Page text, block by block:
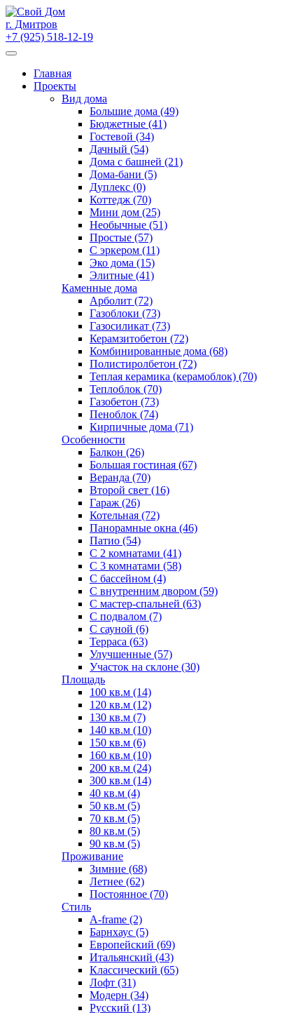
Skip
to
content
г. Дмитров
+7 (925) 518-12-19
Главная
Проекты
Вид дома
Большие дома (49)
Бюджетные (41)
Гостевой (34)
Дачный (54)
Дома с башней (21)
Дома-бани (5)
Дуплекс (0)
Коттедж (70)
Мини дом (25)
Необычные (51)
Простые (57)
С эркером (11)
Эко дома (15)
Элитные (41)
Каменные дома
Арболит (72)
Газоблоки (73)
Газосиликат (73)
Керамзитобетон (72)
Комбинированные дома (68)
Полистиролбетон (72)
Теплая керамика (керамоблок) (70)
Теплоблок (70)
Газобетон (73)
Пеноблок (74)
Кирпичные дома (71)
Особенности
Балкон (26)
Большая гостиная (67)
Веранда (70)
Второй свет (16)
Гараж (26)
Котельная (72)
Панорамные окна (46)
Патио (54)
С 2 комнатами (41)
С 3 комнатами (58)
С бассейном (4)
С внутренним двором (59)
С мастер-спальней (63)
С подвалом (7)
С сауной (6)
Терраса (63)
Улучшенные (57)
Участок на склоне (30)
Площадь
100 кв.м (14)
120 кв.м (12)
130 кв.м (7)
140 кв.м (10)
150 кв.м (6)
160 кв.м (10)
200 кв.м (24)
300 кв.м (14)
40 кв.м (4)
50 кв.м (5)
70 кв.м (5)
80 кв.м (5)
90 кв.м (5)
Проживание
Зимние (68)
Летнее (62)
Постоянное (70)
Стиль
A-frame (2)
Барнхаус (5)
Европейский (69)
Итальянский (43)
Классический (65)
Лофт (31)
Модерн (34)
Русский (13)